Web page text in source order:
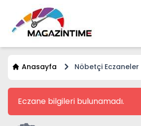
Anasayfa Nöbetçi Eczaneler
Eczane bilgileri bulunamadı.